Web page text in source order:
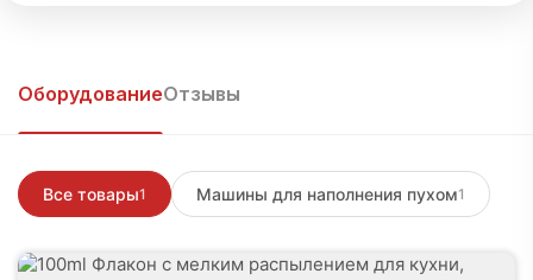
Войти, чтобы написать
ОборудованиеОтзывы
Все товары1 Машины для наполнения пухом1